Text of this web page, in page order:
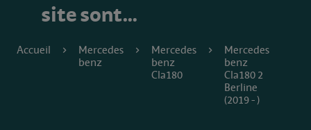
site sont…
Accueil
Mercedes
benz
Mercedes
benz
Cla180
Mercedes
benz
Cla180 2
Berline
(2019 - )